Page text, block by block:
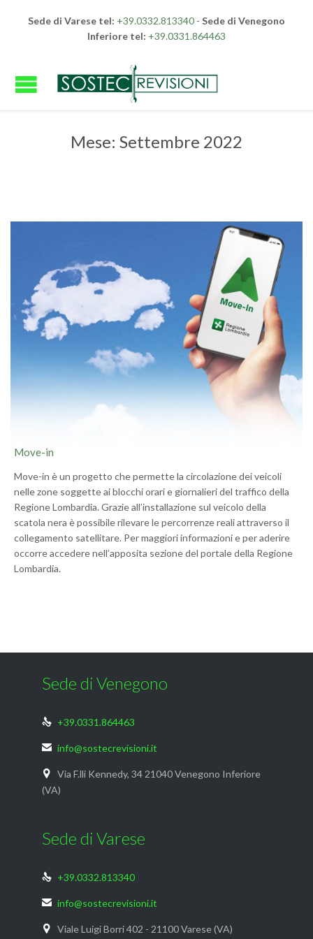
Sede di Varese tel: +39.0332.813340 - Sede di Venegono
Inferiore tel: +39.0331.864463
Mese: Settembre 2022
Move-in
Move-in è un progetto che permette la circolazione dei veicoli
nelle zone soggette ai blocchi orari e giornalieri del traffico della
Regione Lombardia. Grazie all’installazione sul veicolo della
scatola nera è possibile rilevare le percorrenze reali attraverso il
collegamento satellitare. Per maggiori informazioni e per aderire
occorre accedere nell’apposita sezione del portale della Regione
Lombardia.
Sede di Venegono
 +39.0331.864463
 info@sostecrevisioni.it

Via F.lli Kennedy, 34 21040 Venegono Inferiore
(VA)
Sede di Varese
 +39.0332.813340
 info@sostecrevisioni.it
 Viale Luigi Borri 402 - 21100 Varese (VA)